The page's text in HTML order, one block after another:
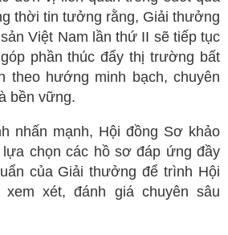
thời tin tưởng rằng, Giải thưởng
Việt Nam lần thứ II sẽ tiếp tục
phần thúc đẩy thị trường bất
theo hướng minh bạch, chuyên
bền vững.
nhấn mạnh, Hội đồng Sơ khảo
chọn các hồ sơ đáp ứng đầy
của Giải thưởng để trình Hội
xem xét, đánh giá chuyên sâu